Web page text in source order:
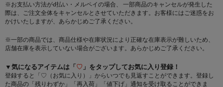
※お支払い方法がd払い・メルペイの場合、 一部商品のキャンセルが発生した
際は、ご注文全体をキャンセルとさせていただきます。お客様にはご迷惑をお
かけいたしますが、あらかじめご了承ください。
※一部の商品では、商品仕様や在庫状況により正確な在庫表示が難しいため、
店舗在庫を表示していない場合がございます。あらかじめご了承ください。
▼気になるアイテムは「♡ 」をタップしてお気に入り登録！
登録すると「♡（お気に入り）」からいつでも見返すことができます。登録し
た商品の「残りわずか」「再入荷」「値下げ」通知を受け取ることができま